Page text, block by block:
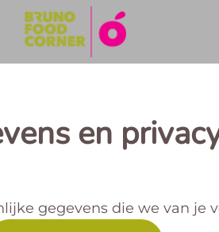
en
gegevens die we van je